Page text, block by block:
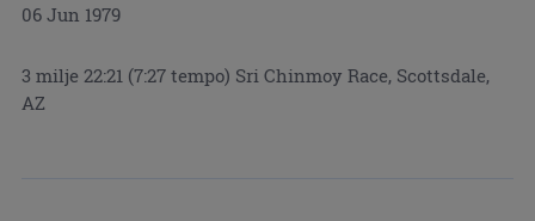
06 Jun 1979
3 milje 22:21 (7:27 tempo) Sri Chinmoy Race, Scottsdale,
AZ